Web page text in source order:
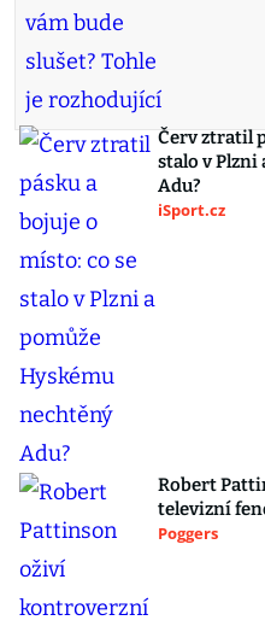
Červ ztratil
stalo v Plzni
Adu?
iSport.cz
Robert
televizní
Poggers